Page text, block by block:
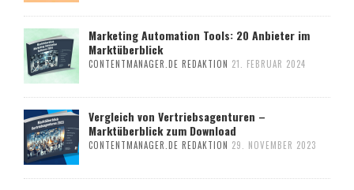
Marketing Automation Tools: 20 Anbieter im
Marktüberblick
CONTENTMANAGER.DE REDAKTION 21. FEBRUAR 2024
Vergleich von Vertriebsagenturen –
Marktüberblick zum Download
CONTENTMANAGER.DE REDAKTION 29. NOVEMBER 2023